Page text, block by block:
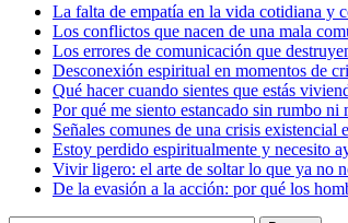
La falta de empatía en la vida cotidiana y
Los conflictos que nacen de una mala
Los errores de comunicación que
Desconexión espiritual en momentos de
Qué hacer cuando sientes que estás
Por qué me siento estancado sin rumbo ni
Señales comunes de una crisis existencial
Estoy perdido espiritualmente y necesito
Vivir ligero: el arte de soltar lo que ya no
De la evasión a la acción: por qué los